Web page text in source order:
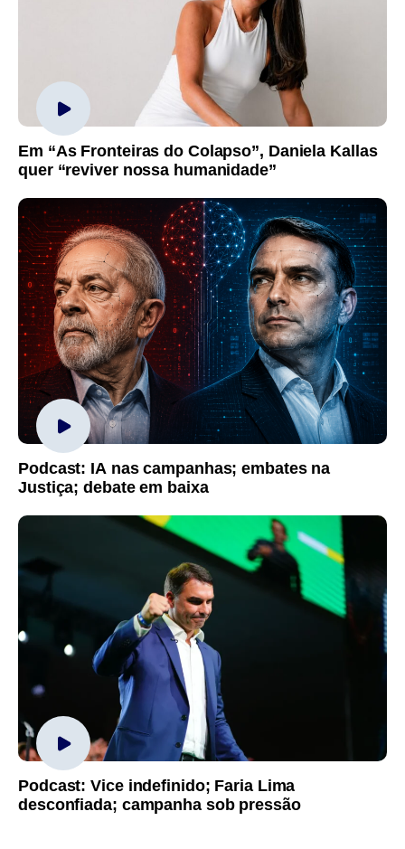
Em “As Fronteiras do Colapso”, Daniela Kallas
quer “reviver nossa humanidade”
Podcast: IA nas campanhas; embates na
Justiça; debate em baixa
Podcast: Vice indefinido; Faria Lima
desconfiada; campanha sob pressão